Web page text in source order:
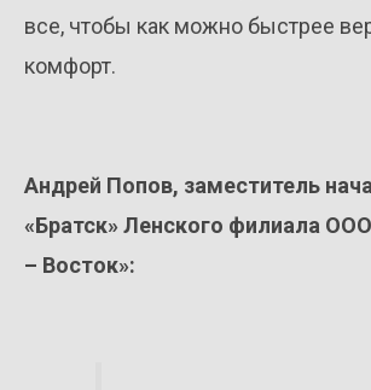
все, чтобы как можно быстрее
комфорт.
Андрей Попов, заместитель
«Братск» Ленского филиала
– Восток»: